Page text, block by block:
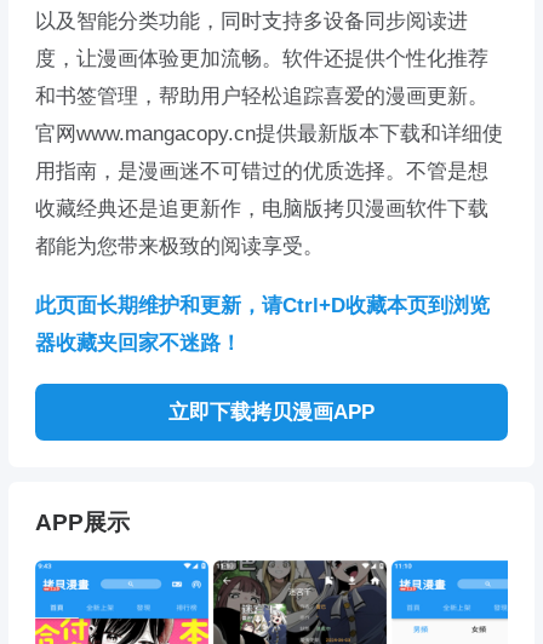
以及智能分类功能，同时支持多设备同步阅读进
度，让漫画体验更加流畅。软件还提供个性化推荐
和书签管理，帮助用户轻松追踪喜爱的漫画更新。
官网www.mangacopy.cn提供最新版本下载和详细使
用指南，是漫画迷不可错过的优质选择。不管是想
收藏经典还是追更新作，电脑版拷贝漫画软件下载
都能为您带来极致的阅读享受。
此页面长期维护和更新，请Ctrl+D收藏本页到浏览
器收藏夹回家不迷路！
立即下载拷贝漫画APP
APP展示